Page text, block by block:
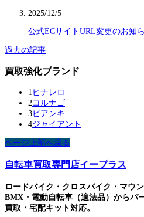
2025/12/5
公式ECサイトURL変更のお知
過去の記事
買取強化ブランド
1 ピナレロ
2コルナゴ
3ビアンキ
4ジャイアント
ページ上部へ戻る
自転車買取専門店イープラス
ロードバイク・クロスバイク・マウ
BMX・電動自転車（適法品）からパ
買取・宅配キット対応。